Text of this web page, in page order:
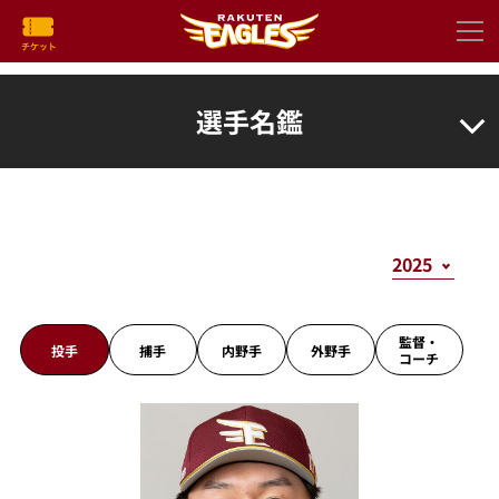
選手名鑑
投手 捕手 内野手 外野手
監督・
コーチ